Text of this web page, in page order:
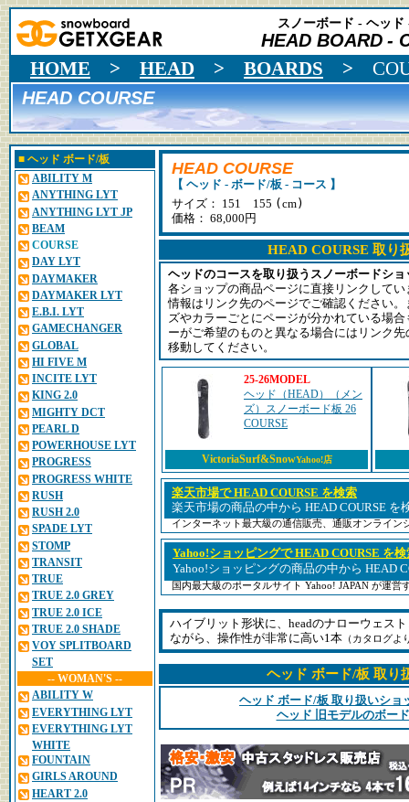
スノーボード - ヘッド
HEAD BOARD -
HOME > HEAD > BOARDS >
HEAD COURSE
■ ヘッド ボード/板
ABILITY M
ANYTHING LYT
ANYTHING LYT JP
BEAM
COURSE
DAY LYT
DAYMAKER
DAYMAKER LYT
E.B.I. LYT
GAMECHANGER
GLOBAL
HI FIVE M
INCITE LYT
KING 2.0
MIGHTY DCT
PEARL D
POWERHOUSE LYT
PROGRESS
PROGRESS WHITE
RUSH
RUSH 2.0
SPADE LYT
STOMP
TRANSIT
TRUE
TRUE 2.0 GREY
TRUE 2.0 ICE
TRUE 2.0 SHADE
VOY SPLITBOARD
SET
-- WOMAN'S --
ABILITY W
EVERYTHING LYT
EVERYTHING LYT
WHITE
FOUNTAIN
GIRLS AROUND
HEART 2.0
HEAD COURSE
【 ヘッド - ボード/板 - コース 】
サイズ： 151 155 ( cm)
価格： 68,000円
HEAD COURSE 取り
ヘッドのコースを取り扱うスノーボードシ
各ショップの商品ページに直接リンクして
情報はリンク先のページでご確認ください
ズやカラーごとにページが分かれている場
ーがご希望のものと異なる場合にはリンク
移動してください。
25-26MODEL
ヘッド（HEAD）（メン
ズ）スノーボード板 26
COURSE
VictoriaSurf&SnowYahoo!店
楽天市場で HEAD COURSE を検索
楽天市場の商品の中から HEAD COURSE を
インターネット最大級の通信販売、通販オンライン
Yahoo!ショッピングで HEAD COURSE を検
Yahoo!ショッピングの商品の中から HEAD
国内最大級のポータルサイト Yahoo! JAPAN が運営
ハイブリット形状に、headのナローウェス
ながら、操作性が非常に高い1本 （カタログよ
ヘッド ボード/板 取り
ヘッド ボード/板 取り扱いショ
ヘッド 旧モデルのボー